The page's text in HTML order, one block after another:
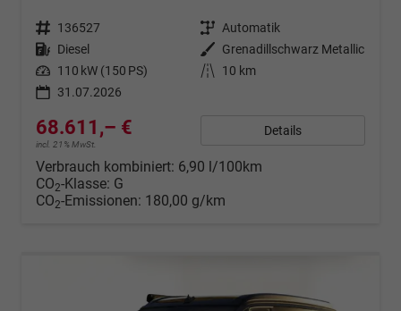
Fahrzeugnr. 136527 Getriebe Automatik
Kraftstoff Diesel Außenfarbe Grenadillschwarz Metallic
Leistung 110 kW (150 PS) Kilometerstand
10 km
31.07.2026
68.611,– €
incl. 21% MwSt.
Details
Verbrauch kombiniert: 6,90 l/100km
CO2-Klasse: G
CO2-Emissionen: 180,00 g/km